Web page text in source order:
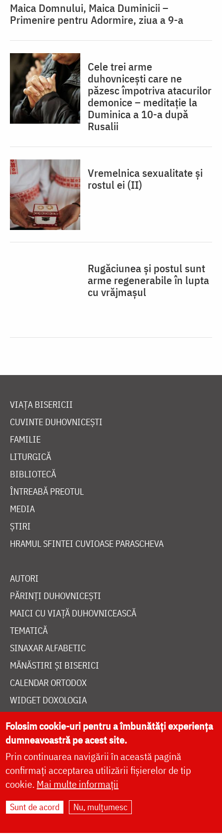
Maica Domnului, Maica Duminicii –
Primenire pentru Adormire, ziua a 9-a
Cele trei arme
duhovnicești care ne
păzesc împotriva atacurilor
demonice – meditație la
Duminica a 10-a după
Rusalii
Vremelnica sexualitate și
rostul ei (II)
Rugăciunea și postul sunt
arme regenerabile în lupta
cu vrăjmașul
VIAȚA BISERICII
CUVINTE DUHOVNICEȘTI
FAMILIE
LITURGICĂ
BIBLIOTECĂ
ÎNTREABĂ PREOTUL
MEDIA
ȘTIRI
HRAMUL SFINTEI CUVIOASE PARASCHEVA
AUTORI
PĂRINȚI DUHOVNICEȘTI
MAICI CU VIAȚĂ DUHOVNICEASCĂ
TEMATICĂ
SINAXAR ALFABETIC
MĂNĂSTIRI ȘI BISERICI
CALENDAR ORTODOX
WIDGET DOXOLOGIA
DESPRE NOI
POLITICA DE COOKIES
Folosim cookie-uri pentru a îmbunătăți experiența
dumneavoastră pe acest site.
Prin continuarea navigării în această pagină
confirmați acceptarea utilizării fișierelor de tip
cookie. Mai multe informații
Sunt de acord Nu, mulțumesc